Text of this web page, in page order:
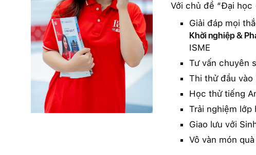
Với chủ đề “Đại học
Giải đáp mọi
Khởi nghiệp &
ISME
Tư vấn chuyên
Thi thử đầu vào
Học thử tiếng
Trải nghiệm lớp
Giao lưu với
Vô vàn món